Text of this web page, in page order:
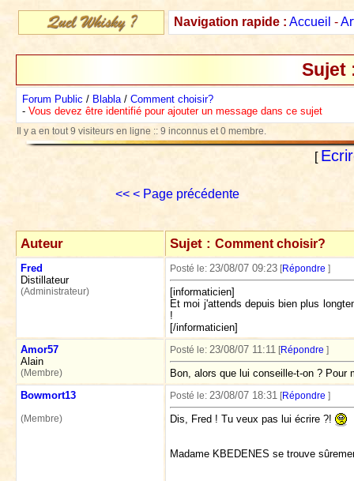
Navigation rapide : Accueil -
Sujet
Forum Public / Blabla/ Comment choisir?
- Vous devez être identifié pour ajouter un message dans ce sujet
Il y a en tout 9 visiteurs en ligne :: 9 inconnus et 0 membre.
[
<< < Page précédente
Auteur Sujet : Comment choisir?
Fred
Distillateur
(Administrateur)
Posté le: 23/08/07 09:23 [Répondre ]
[informaticien]
Et moi j'attends depuis bien plus
!
[/informaticien]
Amor57
Alain
(Membre)
Posté le: 23/08/07 11:11 [Répondre ]
Bon, alors que lui conseille-t-on ?
Bowmort13
(Membre)
Posté le: 23/08/07 18:31 [Répondre ]
Dis, Fred ! Tu veux pas lui écrire ?!
Madame KBEDENES se trouve